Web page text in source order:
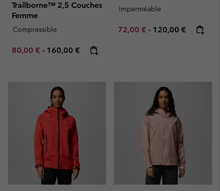
Trailborne™ 2,5 Couches
Femme
Compressible
Minimum sale price:
80,00 € - Maximum price:
160,00 €
Imperméable
Minimum sale price:
72,00 € - Maximum price:
120,00 €